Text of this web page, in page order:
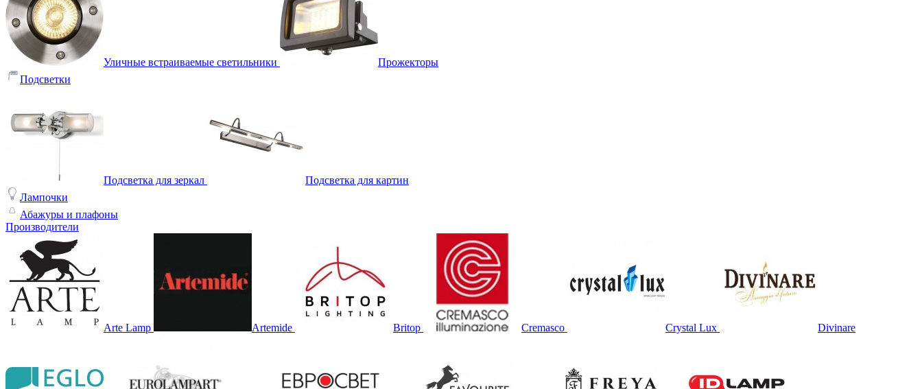
Уличные встраиваемые светильники
Прожекторы
Подсветки
Подсветка для зеркал
Подсветка для картин
Лампочки
Абажуры и плафоны
Производители
Arte Lamp Artemide Britop Cremasco Crystal Lux Divinare